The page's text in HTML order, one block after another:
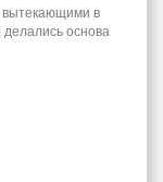
вытекающими в
основа